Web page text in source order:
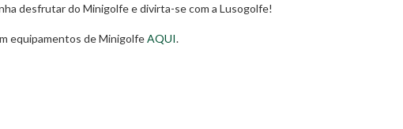
desfrutar do Minigolfe e divirta-se com a Lusogolfe!
equipamentos de MinigolfeAQUI.